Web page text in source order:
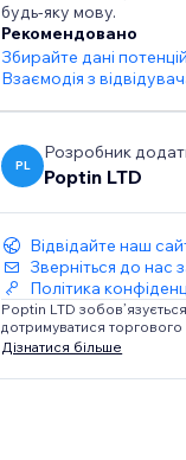
будь-яку мову.
Рекомендовано
Збирайте дані
Взаємодія з
PL
Розробник
Poptin LTD
Відвідайте наш
Зверніться до нас
Політика
Poptin LTD зобов’язується
дотримуватися
Дізнатися більше